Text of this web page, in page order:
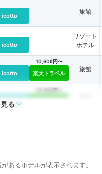
icotto
旅館
icotto
リゾート
ホテル
icotto
10,600円〜
楽天トラベル
旅館
icotto
14,200円〜
る
あるホテルが表示されます。